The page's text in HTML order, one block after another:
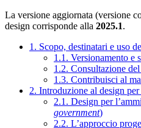
La versione aggiornata (versione
design corrisponde alla 2025.1.
1. Scopo, destinatari e uso
1.1. Versionamento e
1.2. Consultazione
1.3. Contribuisci al
2. Introduzione al design
2.1. Design per
government)
2.2. L’approccio